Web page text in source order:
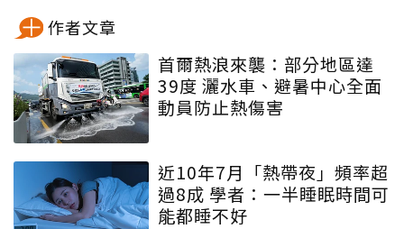
作者文章
首爾熱浪來襲：部分地區達
39度 灑水車、避暑中心全面
動員防止熱傷害
近10年7月「熱帶夜」頻率超
過8成 學者：一半睡眠時間可
能都睡不好